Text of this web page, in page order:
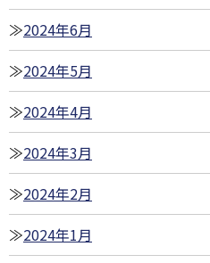
2024年6月
2024年5月
2024年4月
2024年3月
2024年2月
2024年1月